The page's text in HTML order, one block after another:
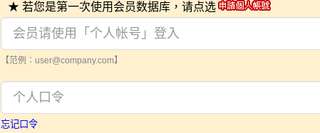
★ 若您是第一次使用会员数据库，请点选
【范例：user@company.com】
忘记口令